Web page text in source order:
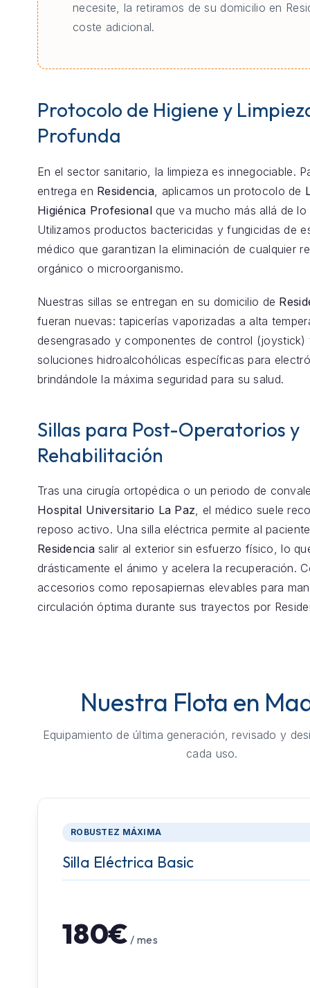
necesite, la retiramos de su domicilio en
coste adicional.
Protocolo de Higiene y
Profunda
En el sector sanitario, la limpieza es innegociable.
entrega en Residencia , aplicamos un protocolo de
Higiénica Profesional que va mucho más allá de
Utilizamos productos bactericidas y fungicidas de
médico que garantizan la eliminación de cualquier
orgánico o microorganismo.
Nuestras sillas se entregan en su domicilio de
fueran nuevas: tapicerías vaporizadas a alta
desengrasado y componentes de control
soluciones hidroalcohólicas específicas para
brindándole la máxima seguridad para su salud.
Sillas para Post-Operatorios y
Rehabilitación
Tras una cirugía ortopédica o un periodo de
Hospital Universitario La Paz, el médico suele
reposo activo. Una silla eléctrica permite al
Residenciasalir al exterior sin esfuerzo físico, lo
drásticamente el ánimo y acelera la recuperación.
accesorios como reposapiernas elevables para
circulación óptima durante sus trayectos por
Nuestra Flota en
Equipamiento de última generación, revisado y
cada uso.
ROBUSTEZ MÁXIMA
Silla Eléctrica Basic
180€ / mes